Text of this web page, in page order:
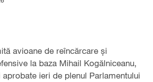
avioane de reîncărcare şi
la baza Mihail Kogălniceanu,
ieri de plenul Parlamentului